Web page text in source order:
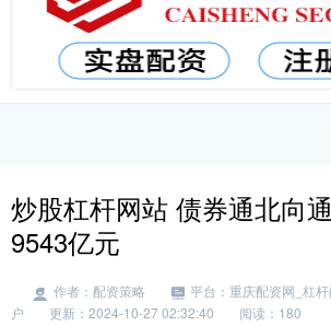
炒股杠杆网站 债券通北向
9543亿元
作者：配资策略
平台：重庆配资网_杠
户
更新：2024-10-27 02:32:40 阅读：180